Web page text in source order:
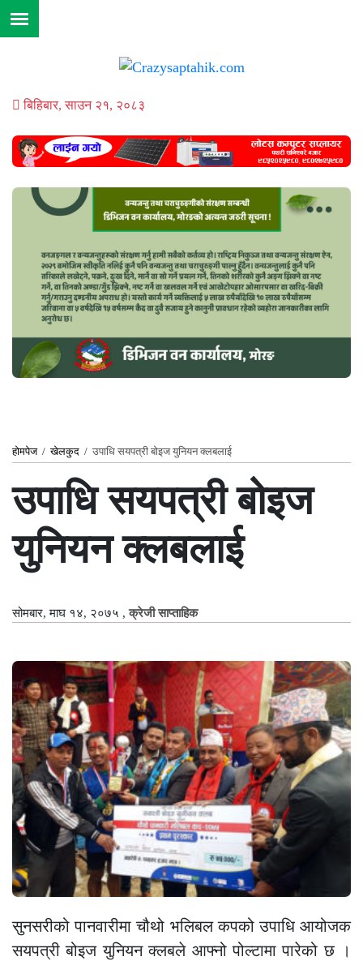
बिहिबार, साउन २१, २०८३
होमपेज/खेलकुद / उपाधि सयपत्री बोइज युनियन क्लबलाई
उपाधि सयपत्री बोइज
युनियन क्लबलाई
सोमबार, माघ १४, २०७५ ,क्रेजी साप्ताहिक
सुनसरीको पानवारीमा चौथो भलिबल कपको उपाधि आयोजक
सयपत्री बोइज युनियन क्लबले आफ्नो पोल्टामा पारेको छ ।